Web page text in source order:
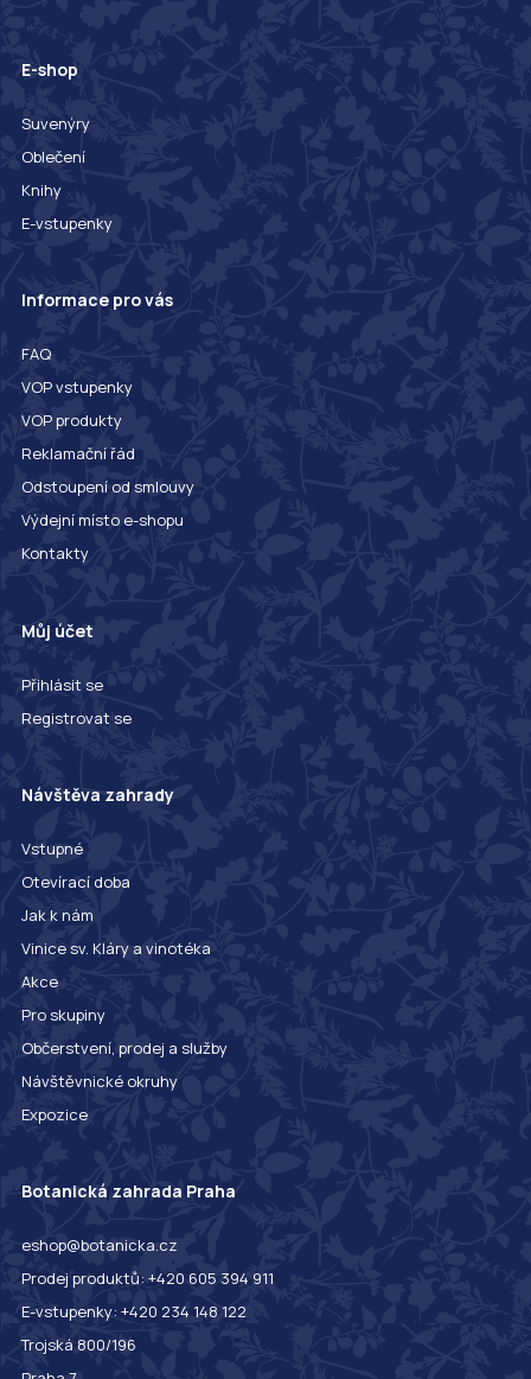
E-shop
Suvenýry
Oblečení
Knihy
E-vstupenky
Informace pro vás
FAQ
VOP vstupenky
VOP produkty
Reklamační řád
Odstoupení od smlouvy
Výdejní místo e-shopu
Kontakty
Můj účet
Přihlásit se
Registrovat se
Návštěva zahrady
Vstupné
Otevírací doba
Jak k nám
Vinice sv. Kláry a vinotéka
Akce
Pro skupiny
Občerstvení, prodej a služby
Návštěvnické okruhy
Expozice
Botanická zahrada Praha
eshop@botanicka.cz
Prodej produktů: +420 605 394 911
E-vstupenky: +420 234 148 122
Trojská 800/196